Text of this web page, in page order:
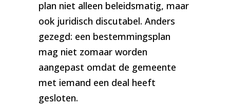
plan niet alleen beleidsmatig, maar
ook juridisch discutabel. Anders
gezegd: een bestemmingsplan
mag niet zomaar worden
aangepast omdat de gemeente
met iemand een deal heeft
gesloten.